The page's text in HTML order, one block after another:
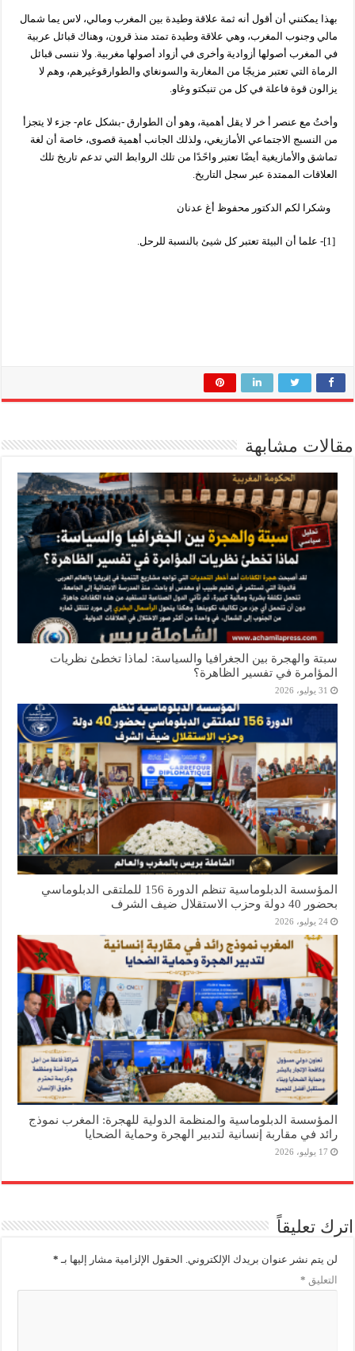
بهذا يمكنني أن أقول أنه ثمة علاقة وطيدة بين المغرب ومالي، لاس يما شمال
مالي وجنوب المغرب، وهي علاقة وطيدة تمتد منذ قرون، وهناك قبائل عربية
في المغرب أصولها أزوادية وأخرى في أزواد أصولها مغربية. ولا ننسى قبائل
الرماة التي تعتبر مزيجًا من المغاربة والسونغاي والطوارقوغيرهم، وهم لا
يزالون قوة فاعلة في كل من تنبكتو وغاو.
وأختُ مع عنصر أ خر لا يقل أهمية، وهو أن الطوارق -بشكل عام- جزء لا يتجزأ
من النسبج الاجتماعي الأمازيغي، ولذلك الجانب أهمية قصوى، خاصة أن لغة
تماشق والأمازيغية أيضًا تعتبر واحًدًا من تلك الروابط التي تدعم تاريخ تلك
العلاقات الممتدة عبر سجل التاريخ.
وشكرا لكم الدكتور محفوظ أغ عدنان
[1]- علما أن البيئة تعتبر كل شيئ بالنسبة للرحل.
مقالات مشابهة
سبتة والهجرة بين الجغرافيا والسياسة: لماذا تخطئ نظريات
المؤامرة في تفسير الظاهرة؟
31 يوليو، 2026
المؤسسة الدبلوماسية تنظم الدورة 156 للملتقى الدبلوماسي
بحضور 40 دولة وحزب الاستقلال ضيف الشرف
24 يوليو، 2026
المؤسسة الدبلوماسية والمنظمة الدولية للهجرة: المغرب نموذج
رائد في مقاربة إنسانية لتدبير الهجرة وحماية الضحايا
17 يوليو، 2026
اترك تعليقاً
لن يتم نشر عنوان بريدك الإلكتروني. الحقول الإلزامية مشار إليها بـ *
التعليق *